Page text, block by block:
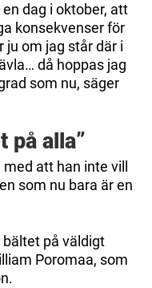
dag i oktober, att
konsekvenser för
ju om jag står där i
då hoppas jag
som nu, säger
på alla”
att han inte vill
som nu bara är en
på väldigt
Poromaa, som